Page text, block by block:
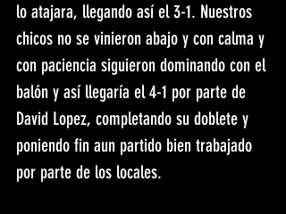
lo atajara, llegando así el 3-1. Nuestros
chicos no se vinieron abajo y con calma y
con paciencia siguieron dominando con el
balón y así llegaría el 4-1 por parte de
David Lopez, completando su doblete y
poniendo fin aun partido bien trabajado
por parte de los locales.